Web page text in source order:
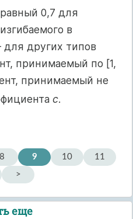
0,7 для
в
для других типов
принимаемый по [1,
принимаемый не
с.
8 9 10
11
>
еще